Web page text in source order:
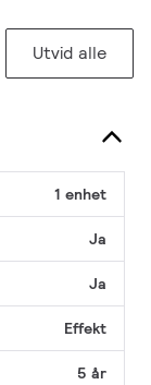
Utvid alle
1 enhet
Ja
Ja
Effekt
5 år